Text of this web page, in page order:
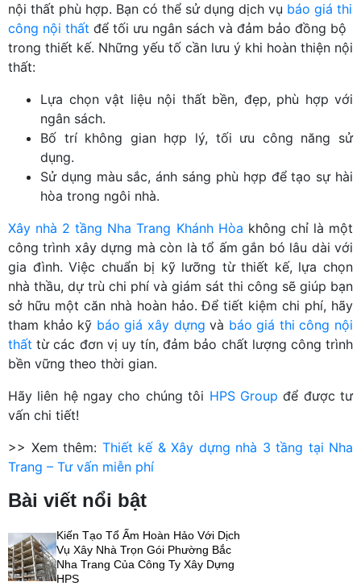
nội thất phù hợp. Bạn có thể sử dụng dịch vụ báo giá thi
công nội thất để tối ưu ngân sách và đảm bảo đồng bộ
trong thiết kế. Những yếu tố cần lưu ý khi hoàn thiện nội
thất:
Lựa chọn vật liệu nội thất bền, đẹp, phù hợp với
ngân sách.
Bố trí không gian hợp lý, tối ưu công năng sử
dụng.
Sử dụng màu sắc, ánh sáng phù hợp để tạo sự hài
hòa trong ngôi nhà.
Xây nhà 2 tầng Nha Trang Khánh Hòa không chỉ là một
công trình xây dựng mà còn là tổ ấm gắn bó lâu dài với
gia đình. Việc chuẩn bị kỹ lưỡng từ thiết kế, lựa chọn
nhà thầu, dự trù chi phí và giám sát thi công sẽ giúp bạn
sở hữu một căn nhà hoàn hảo. Để tiết kiệm chi phí, hãy
tham khảo kỹ báo giá xây dựng và báo giá thi công nội
thất từ các đơn vị uy tín, đảm bảo chất lượng công trình
bền vững theo thời gian.
Hãy liên hệ ngay cho chúng tôi HPS Group để được tư
vấn chi tiết!
>> Xem thêm: Thiết kế & Xây dựng nhà 3 tầng tại Nha
Trang – Tư vấn miễn phí
Bài viết nổi bật
Kiến Tạo Tổ Ấm Hoàn Hảo Với Dịch
Vụ Xây Nhà Trọn Gói Phường Bắc
Nha Trang Của Công Ty Xây Dựng
HPS